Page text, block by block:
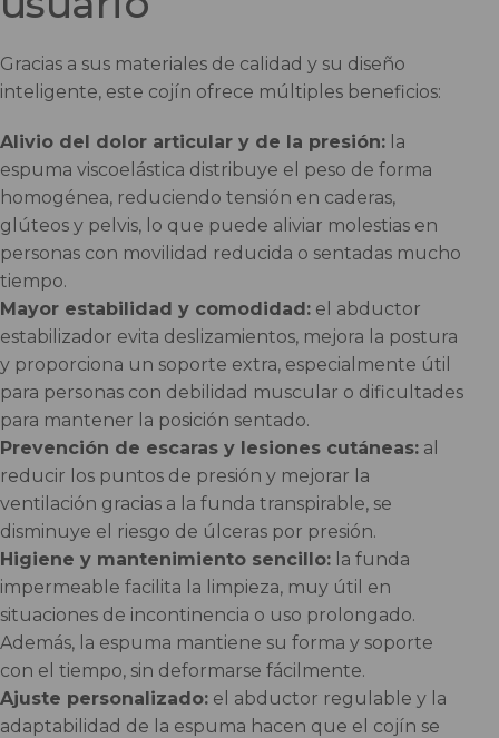
Gracias a sus materiales de calidad y su diseño
inteligente, este cojín ofrece múltiples beneficios:
Alivio del dolor articular y de la presión: la
espuma viscoelástica distribuye el peso de forma
homogénea, reduciendo tensión en caderas,
glúteos y pelvis, lo que puede aliviar molestias en
personas con movilidad reducida o sentadas mucho
tiempo.
Mayor estabilidad y comodidad: el abductor
estabilizador evita deslizamientos, mejora la postura
y proporciona un soporte extra, especialmente útil
para personas con debilidad muscular o dificultades
para mantener la posición sentado.
Prevención de escaras y lesiones cutáneas: al
reducir los puntos de presión y mejorar la
ventilación gracias a la funda transpirable, se
disminuye el riesgo de úlceras por presión.
Higiene y mantenimiento sencillo: la funda
impermeable facilita la limpieza, muy útil en
situaciones de incontinencia o uso prolongado.
Además, la espuma mantiene su forma y soporte
con el tiempo, sin deformarse fácilmente.
Ajuste personalizado: el abductor regulable y la
adaptabilidad de la espuma hacen que el cojín se